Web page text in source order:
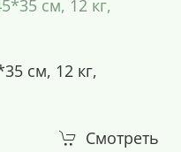
см, 12 кг,
Смотреть